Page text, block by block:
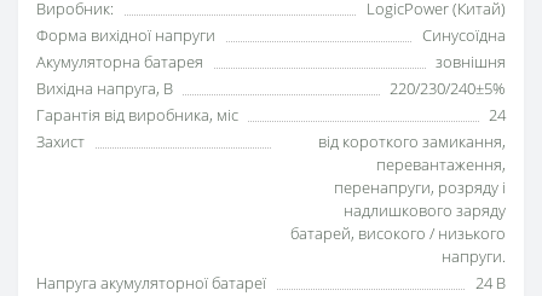
Виробник:
LogicPower (Китай)
Форма вихідної напруги
Синусоїдна
Акумуляторна батарея
зовнішня
Вихідна напруга, В
220/230/240±5%
Гарантія від виробника, міс
24
Захист
від короткого замикання,
перевантаження,
перенапруги, розряду і
надлишкового заряду
батарей, високого / низького
напруги.
Напруга акумуляторної батареї
24 В